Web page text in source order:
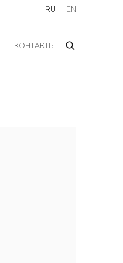
КОНТАКТЫ
RU EN